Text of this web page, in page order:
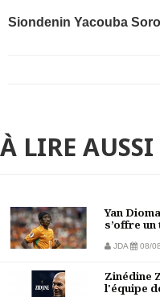
Siondenin Yacouba Soro
À LIRE AUSSI
Yan
s’offre
JDA 08/
Zinédine
l'équipe